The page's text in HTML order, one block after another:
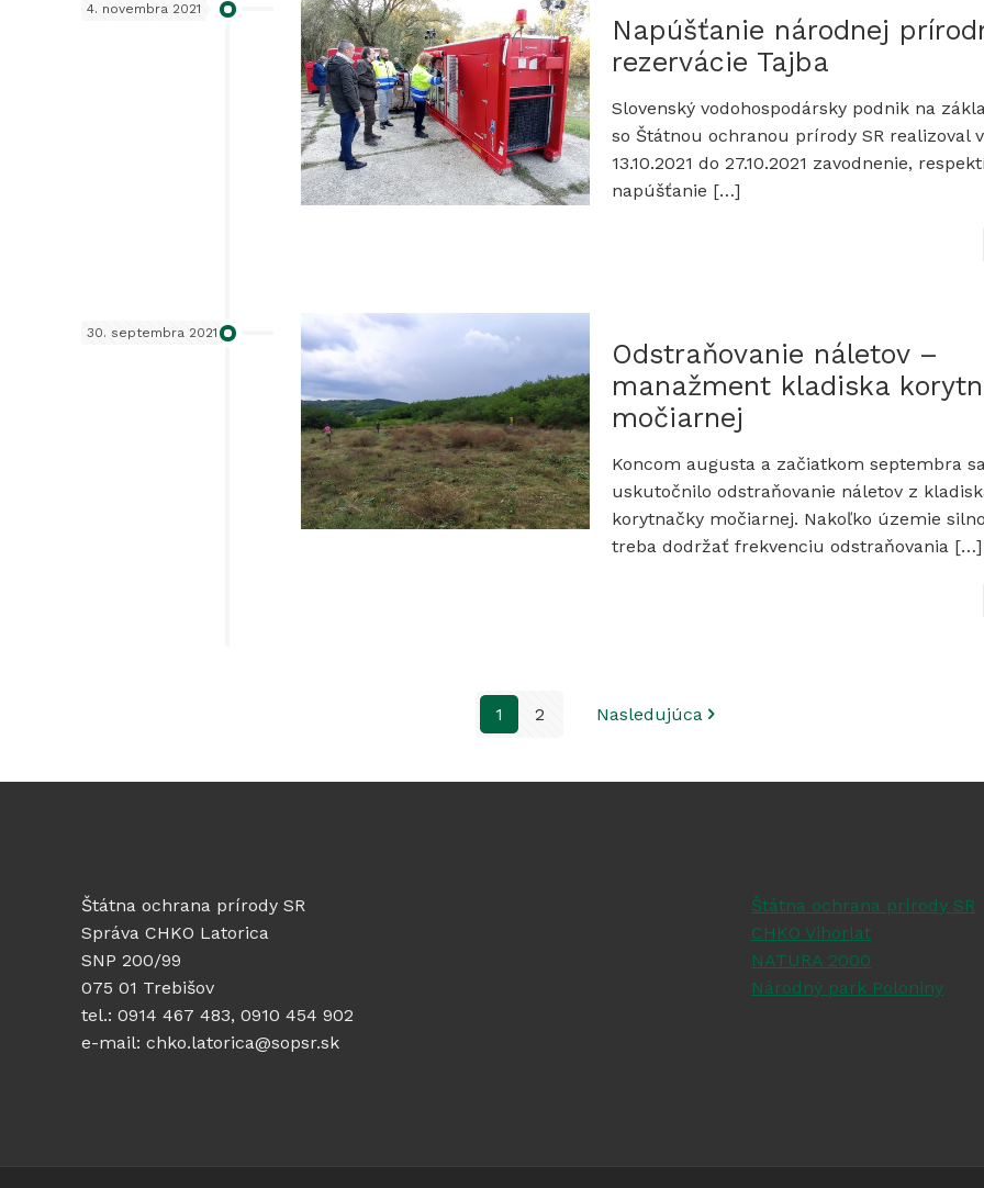
4. novembra 2021
Napúšťanie národnej
rezervácie Tajba
Slovenský vodohospodársky podnik na
so Štátnou ochranou prírody SR realizoval
13.10.2021 do 27.10.2021 zavodnenie,
napúšťanie […]
30. septembra 2021
Odstraňovanie náletov –
manažment kladiska
močiarnej
Koncom augusta a začiatkom septembra
uskutočnilo odstraňovanie náletov z
korytnačky močiarnej. Nakoľko územie
treba dodržať frekvenciu odstraňovania[…]
1 2 Nasledujúca
Štátna ochrana prírody SR
Správa CHKO Latorica
SNP 200/99
075 01 Trebišov
tel.: 0914 467 483, 0910 454 902
e-mail: chko.latorica@sopsr.sk
Štátna ochrana prírody SR
CHKO Vihorlat
NATURA 2000
Národný park Poloniny